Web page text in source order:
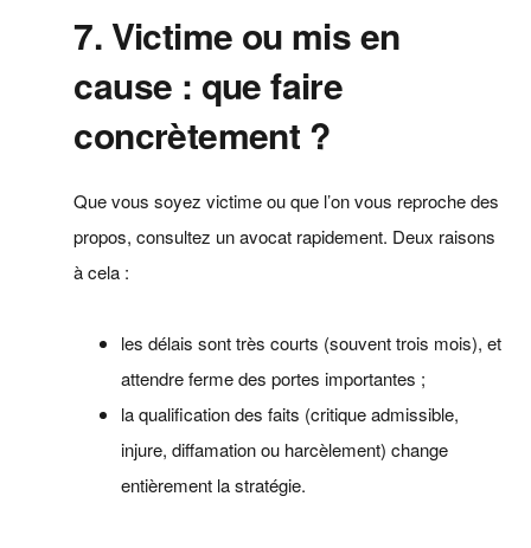
7. Victime ou mis en
cause : que faire
concrètement ?
Que vous soyez victime ou que l’on vous reproche des
propos, consultez un avocat rapidement. Deux raisons
à cela :
les délais sont très courts (souvent trois mois), et
attendre ferme des portes importantes ;
la qualification des faits (critique admissible,
injure, diffamation ou harcèlement) change
entièrement la stratégie.